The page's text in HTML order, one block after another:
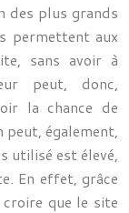
des plus grands
permettent aux
sans avoir à
peut, donc,
la chance de
également,
utilisé est élevé,
En effet, grâce
que le site